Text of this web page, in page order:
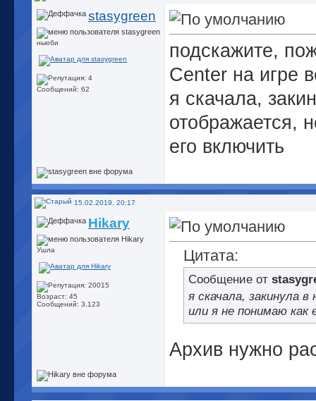
stasygreen
ньюби
Сообщений: 62
подскажите,
Center на игре
я скачала,
отображается,
его включить
15.02.2019, 20:17
Hikary
Ушла
Возраст: 45
Сообщений: 3,123
Цитата:
Сообщение от
я скачала, закинула
или я не понимаю как
Архив нужно